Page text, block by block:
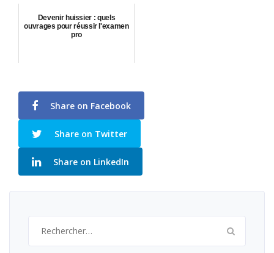
Devenir huissier : quels
ouvrages pour réussir l'examen
pro
Share on Facebook
Share on Twitter
Share on LinkedIn